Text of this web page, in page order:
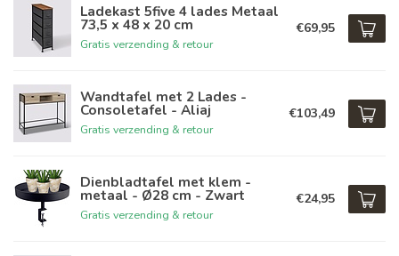
Ladekast 5five 4 lades Metaal
73,5 x 48 x 20 cm
Gratis verzending & retour
€69,95
Wandtafel met 2 Lades -
Consoletafel - Aliaj
Gratis verzending & retour
€103,49
Dienbladtafel met klem -
metaal - Ø28 cm - Zwart
Gratis verzending & retour
€24,95